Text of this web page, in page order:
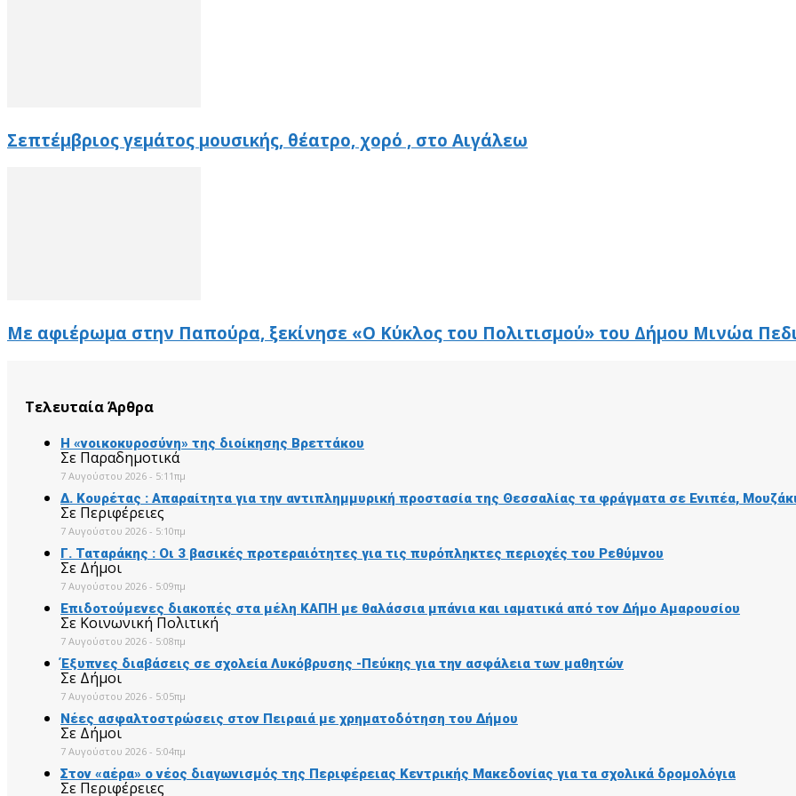
Σεπτέμβριος γεμάτος μουσικής, θέατρο, χορό , στο Αιγάλεω
Με αφιέρωμα στην Παπούρα, ξεκίνησε «Ο Κύκλος του Πολιτισμού» του Δήμου Μινώα
Τελευταία Άρθρα
Η «νοικοκυροσύνη» της διοίκησης Βρεττάκου
Σε Παραδημοτικά
7 Αυγούστου 2026 - 5:11πμ
Δ. Κουρέτας : Απαραίτητα για την αντιπλημμυρική προστασία της Θεσσαλίας τα φράγματα σε Ενιπέα,
Σε Περιφέρειες
7 Αυγούστου 2026 - 5:10πμ
Γ. Ταταράκης : Οι 3 βασικές προτεραιότητες για τις πυρόπληκτες περιοχές του Ρεθύμνου
Σε Δήμοι
7 Αυγούστου 2026 - 5:09πμ
Επιδοτούμενες διακοπές στα μέλη ΚΑΠΗ με θαλάσσια μπάνια και ιαματικά από τον Δήμο Αμαρουσίου
Σε Κοινωνική Πολιτική
7 Αυγούστου 2026 - 5:08πμ
Έξυπνες διαβάσεις σε σχολεία Λυκόβρυσης -Πεύκης για την ασφάλεια των μαθητών
Σε Δήμοι
7 Αυγούστου 2026 - 5:05πμ
Νέες ασφαλτοστρώσεις στον Πειραιά με χρηματοδότηση του Δήμου
Σε Δήμοι
7 Αυγούστου 2026 - 5:04πμ
Στον «αέρα» ο νέος διαγωνισμός της Περιφέρειας Κεντρικής Μακεδονίας για τα σχολικά δρομολόγια
Σε Περιφέρειες